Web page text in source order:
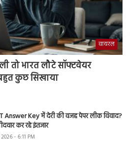
वायरल
तो भारत लौटे सॉफ्टवेयर
कुछ सिखाया
Answer Key में देरी की वजह पेपर लीक विवाद?
कर रहे इंतजार
- 6:11 PM